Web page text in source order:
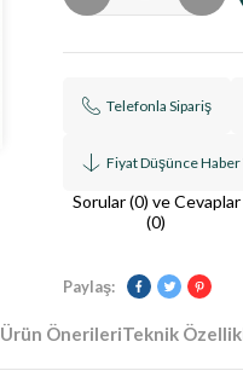
Telefonla Sipariş
Fiyat Düşünce
Sorular (0) ve Cevaplar
(0)
Paylaş:
Ürün ÖnerileriTeknik